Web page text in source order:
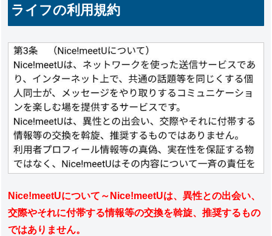
ライフの利用規約
Nice!meetUについて～Nice!meetUは、異性との出会い、
交際やそれに付帯する情報等の交換を斡旋、推奨するもの
ではありません。